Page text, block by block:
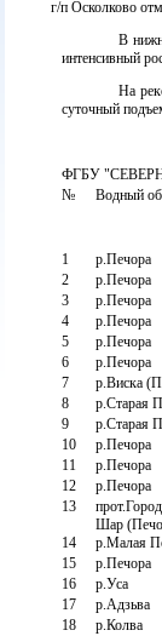
г/п Осколково
В
интенсивный
На
суточный
ФГБУ
№
Водный
1
р.Печора
2
р.Печора
3
р.Печора
4
р.Печора
5
р.Печора
6
р.Печора
7
р.Виска
8
р.Старая
9
р.Старая
10
р.Печора
11
р.Печора
12
р.Печора
13
Шар
14
р.Малая
15
р.Печора
16
р.Уса
17
р.Адзьва
18
р.Колва